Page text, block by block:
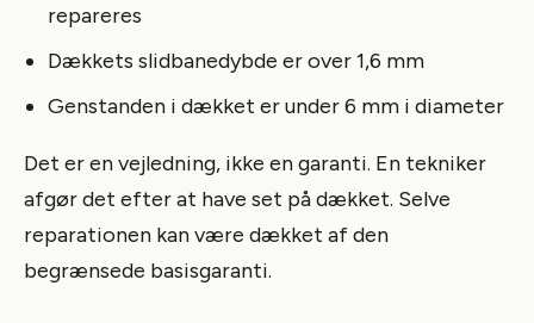
repareres
Dækkets slidbanedybde er over 1,6 mm
Genstanden i dækket er under 6 mm i diameter
Det er en vejledning, ikke en garanti. En tekniker
afgør det efter at have set på dækket. Selve
reparationen kan være dækket af den
begrænsede basisgaranti.